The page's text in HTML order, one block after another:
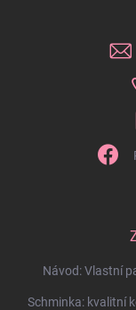
Návod: Vlastní
Schminka: kvalitní